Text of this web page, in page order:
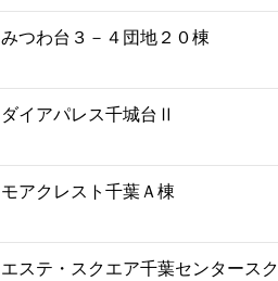
みつわ台３－４団地２０棟
ダイアパレス千城台Ⅱ
モアクレスト千葉Ａ棟
エステ・スクエア千葉センタースク